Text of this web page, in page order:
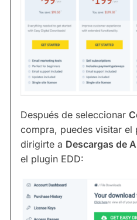
Después de seleccionar
compra, puedes visitar el
dirigirte a Descargas de
el plugin EDD: